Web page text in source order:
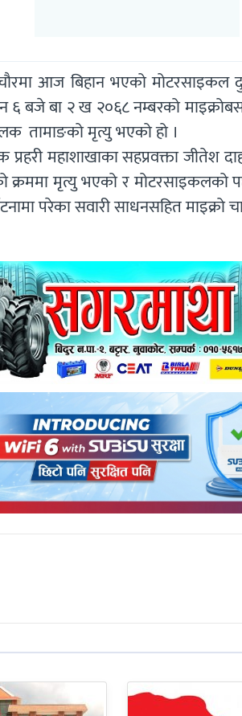
आज बिहान भएको मोटरसाइकल
६ बजे बा २ ख २०६८ नम्बरको
तामाङको मृत्यु भएको हो ।
प्रहरी महाशाखाका सहप्रवक्ता जीतेश
क्रममा मृत्यु भएको र मोटरसाइकलको
परेका सवारी साधनसहित माइक्रो